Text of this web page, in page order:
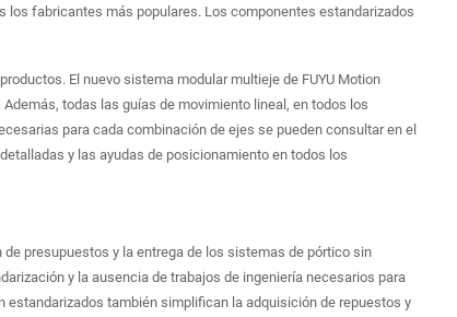
los fabricantes más populares. Los componentes estandarizados
El nuevo sistema modular multieje de FUYU Motion
todas las guías de movimiento lineal, en todos los
para cada combinación de ejes se pueden consultar en el
y las ayudas de posicionamiento en todos los
presupuestos y la entrega de los sistemas de pórtico sin
y la ausencia de trabajos de ingeniería necesarios para
también simplifican la adquisición de repuestos y